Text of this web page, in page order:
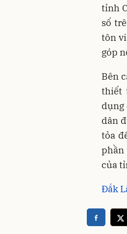
tỉnh
số
tôn
góp
Bên
thiết
dụng
dân
tỏa
phần
của
Đắk